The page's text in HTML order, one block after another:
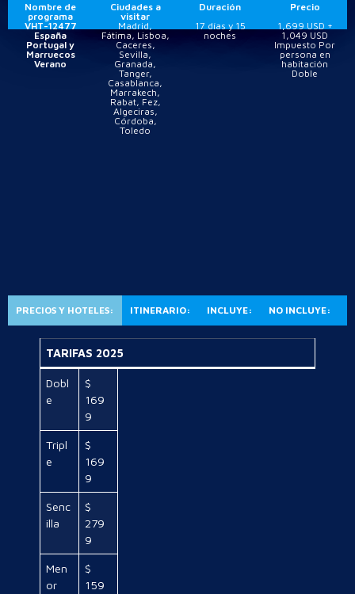
Nombre de
programa
Ciudades a
visitar
Duración
Precio
VHT-12477
España
Portugal y
Marruecos
Verano
Madrid,
Fátima, Lisboa,
Caceres,
Sevilla,
Granada,
Tanger,
Casablanca,
Marrakech,
Rabat, Fez,
Algeciras,
Córdoba,
Toledo
17 días y 15
noches
1,699 USD +
1,049 USD
Impuesto Por
persona en
habitación
Doble
PRECIOS Y HOTELES: ITINERARIO: INCLUYE: NO INCLUYE:
TARIFAS 2025
Dobl
e
$
169
9
Tripl
e
$
169
9
Senc
illa
$
279
9
Men
or
$
159